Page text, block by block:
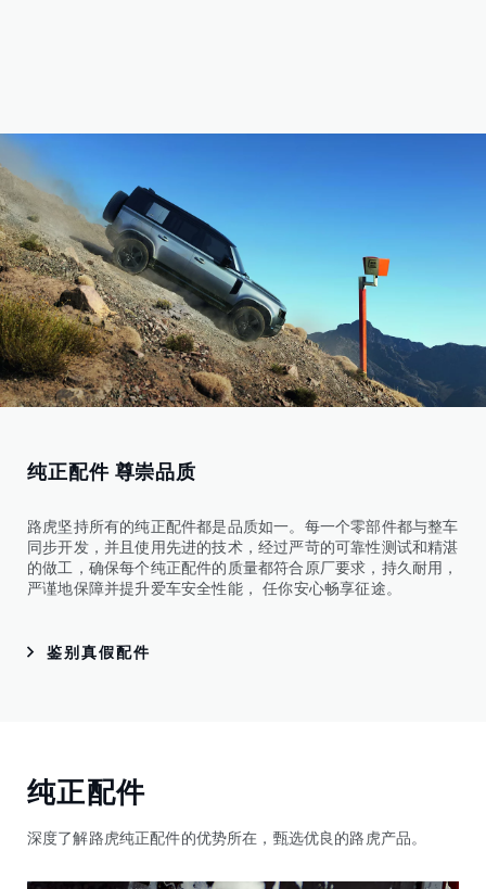
纯正配件 尊崇品质
路虎坚持所有的纯正配件都是品质如一。每一个零部件都与整车
同步开发，并且使用先进的技术，经过严苛的可靠性测试和精湛
的做工，确保每个纯正配件的质量都符合原厂要求，持久耐用，
严谨地保障并提升爱车安全性能， 任你安心畅享征途。
鉴别真假配件
纯正配件
深度了解路虎纯正配件的优势所在，甄选优良的路虎产品。